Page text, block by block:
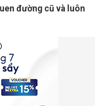
đường cũ và luôn